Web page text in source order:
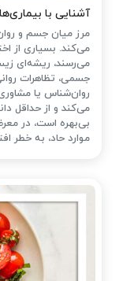
آشنایی با
مرز میان جسم و
می‌کند. بسیاری از
می‌رسند، ریشه‌ای
جسمی، تظاهرات
روان‌شناس یا
می‌کند و از حداقل
بی‌بهره است، در
موارد حاد، به خطر